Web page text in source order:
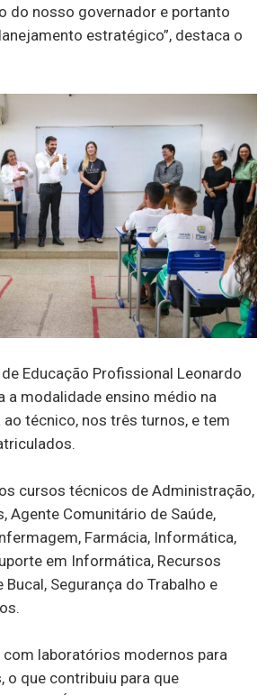
do nosso governador e portanto
estratégico”, destaca o
Educação Profissional Leonardo
a modalidade ensino médio na
técnico, nos três turnos, e tem
cursos técnicos de Administração,
Agente Comunitário de Saúde,
Farmácia, Informática,
em Informática, Recursos
Bucal, Segurança do Trabalho e
com laboratórios modernos para
o que contribuiu para que